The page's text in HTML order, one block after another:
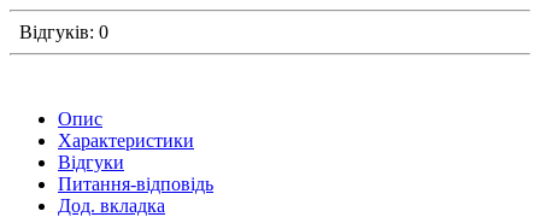
Відгуків: 0
Опис
Характеристики
Відгуки
Питання-відповідь
Дод. вкладка